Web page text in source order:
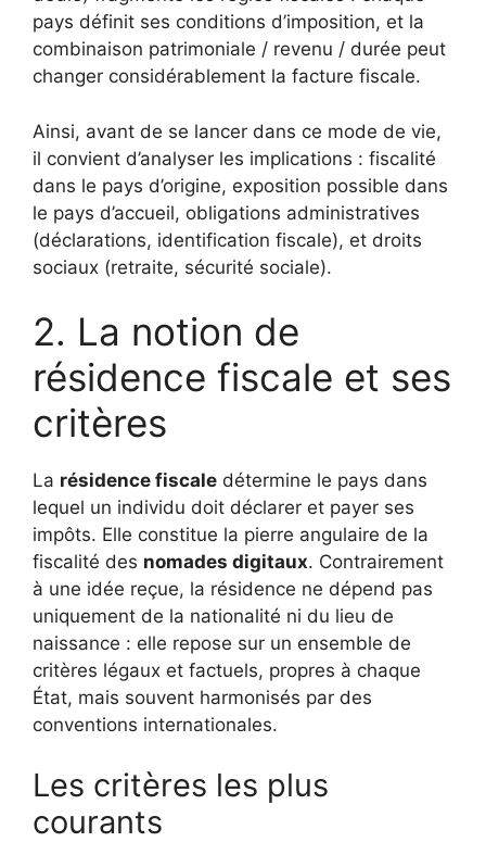
pays définit ses conditions d’imposition, et la
combinaison patrimoniale / revenu / durée peut
changer considérablement la facture fiscale.
Ainsi, avant de se lancer dans ce mode de vie,
il convient d’analyser les implications : fiscalité
dans le pays d’origine, exposition possible dans
le pays d’accueil, obligations administratives
(déclarations, identification fiscale), et droits
sociaux (retraite, sécurité sociale).
2. La notion de
résidence fiscale et ses
critères
La résidence fiscale détermine le pays dans
lequel un individu doit déclarer et payer ses
impôts. Elle constitue la pierre angulaire de la
fiscalité des nomades digitaux. Contrairement
à une idée reçue, la résidence ne dépend pas
uniquement de la nationalité ni du lieu de
naissance : elle repose sur un ensemble de
critères légaux et factuels, propres à chaque
État, mais souvent harmonisés par des
conventions internationales.
Les critères les plus
courants